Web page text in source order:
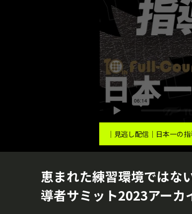
｜見逃し配信｜日本一の
恵まれた練習環境では
導者サミット2023アーカ